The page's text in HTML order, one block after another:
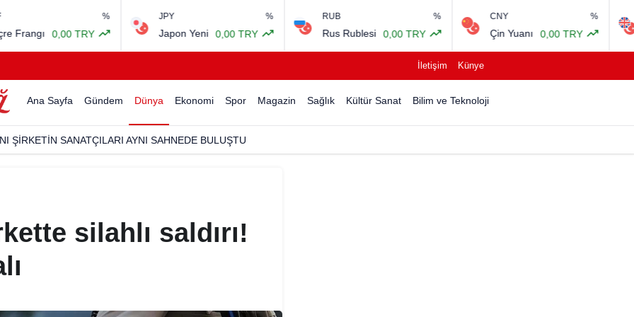
0,00 TRY Japon Yeni 0,00 TRY Rus Rublesi 0,00 TRY
CNY
Çin Yuanı 0,00 TRY
İletişim Künye
Ana Sayfa Gündem Dünya Ekonomi Spor Magazin Sağlık Kültür Sanat Bilim ve Teknoloji
ŞİRKETİN SANATÇILARI AYNI SAHNEDE BULUŞTU
silahlı saldırı!